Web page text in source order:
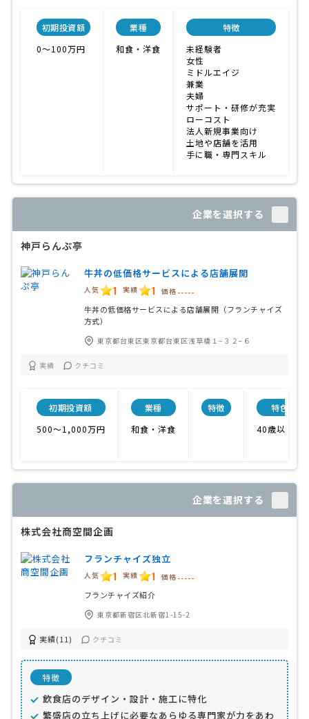
初期投資額
0〜100万円
業種
和食・洋食
特徴
未経験者
女性
ミドルエイジ
兼業
夫婦
サポート・研修が充実
ローコスト
法人新規事業向け
土地や店舗を活用
手に職・専門スキル
企業を選択する
神戸らんぷ亭
牛丼の低価格サービスによる店舗展開
人気 1 実績 1 価格 -----
牛丼の低価格サービスによる店舗展開（フランチャイズ
方式）
東京都台東区東京都台東区浅草橋１−３２−６
実績 クチコミ
初期投資額
500〜1,000万円
業種
和食・洋食
特徴
特色
40歳以上可
企業を選択する
株式会社商空間企画
フランチャイズ独立
人気 1 実績 1 価格 -----
フランチャイズ紹介
東京都新宿区北新宿1-15-2
実績(11) クチコミ
特徴
飲食店のデザイン・設計・施工に特化
繁盛店の立ち上げに必要なあらゆる専門家が力をあわ